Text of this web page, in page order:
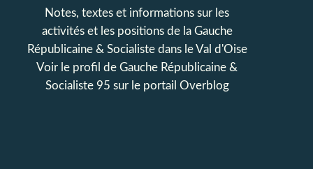
Notes, textes et informations sur les
activités et les positions de la Gauche
Républicaine & Socialiste dans le Val d'Oise
Voir le profil de Gauche Républicaine &
Socialiste 95 sur le portail Overblog